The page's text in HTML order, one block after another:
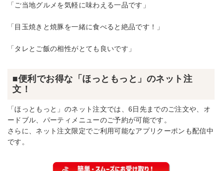
「ご当地グルメを気軽に味わえる一品です」
「目玉焼きと焼豚を一緒に食べると絶品です！」
「タレとご飯の相性がとても良いです」
■便利でお得な「ほっともっと」のネット注
文！
「ほっともっと」のネット注文では、6日先までのご注文や、オ
ードブル、パーティメニューのご予約が可能です。
さらに、ネット注文限定でご利用可能なアプリクーポンも配信中
です。